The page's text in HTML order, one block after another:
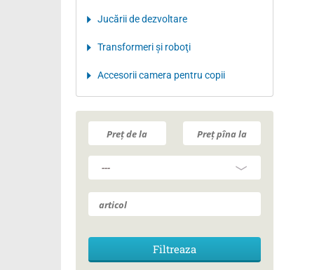
Jucării de dezvoltare
Transformeri şi roboţi
Accesorii camera pentru copii